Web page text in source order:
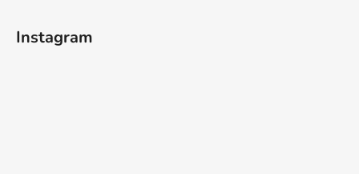
Instagram